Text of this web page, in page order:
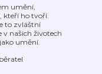
umění,
kteří ho tvoří.
to zvláštní
v našich životech
umění.